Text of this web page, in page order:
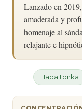
Lanzado en
amaderada y
homenaje al
relajante e
Haba tonka